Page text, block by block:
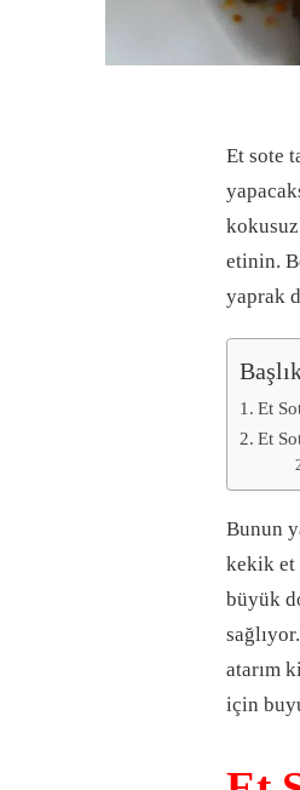
Et sote
etinin.
yaprak
Et
Et
Bunun
kekik et
büyük
atarım
için